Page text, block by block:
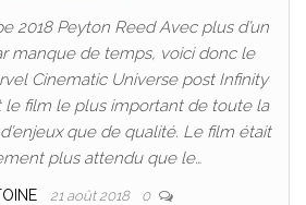
2018 Peyton Reed Avec plus d’un
manque de temps, voici donc le
Cinematic Universe post Infinity
le film le plus important de toute la
que de qualité. Le film était
plus attendu que le…
21 août 2018 0